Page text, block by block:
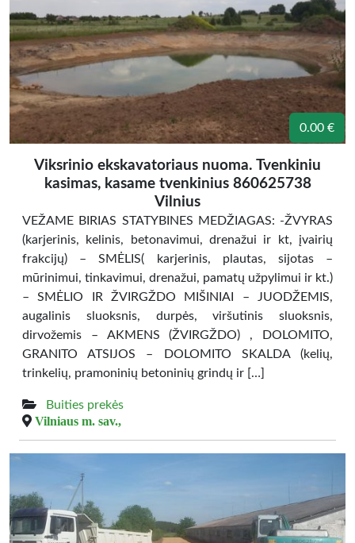
0.00 €
Viksrinio ekskavatoriaus nuoma. Tvenkiniu
kasimas, kasame tvenkinius 860625738
Vilnius
VEŽAME BIRIAS STATYBINES MEDŽIAGAS: -ŽVYRAS
(karjerinis, kelinis, betonavimui, drenažui ir kt, įvairių
frakcijų) – SMĖLIS( karjerinis, plautas, sijotas –
mūrinimui, tinkavimui, drenažui, pamatų užpylimui ir kt.)
– SMĖLIO IR ŽVIRGŽDO MIŠINIAI – JUODŽEMIS,
augalinis sluoksnis, durpės, viršutinis sluoksnis,
dirvožemis – AKMENS (ŽVIRGŽDO) , DOLOMITO,
GRANITO ATSIJOS – DOLOMITO SKALDA (kelių,
trinkelių, pramoninių betoninių grindų ir […]
Buities prekės
Vilniaus m. sav.,